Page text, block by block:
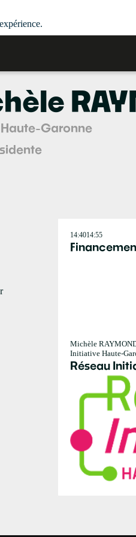
Garonne
14:4014:55
Michèle
Initiative Haute-
Réseau